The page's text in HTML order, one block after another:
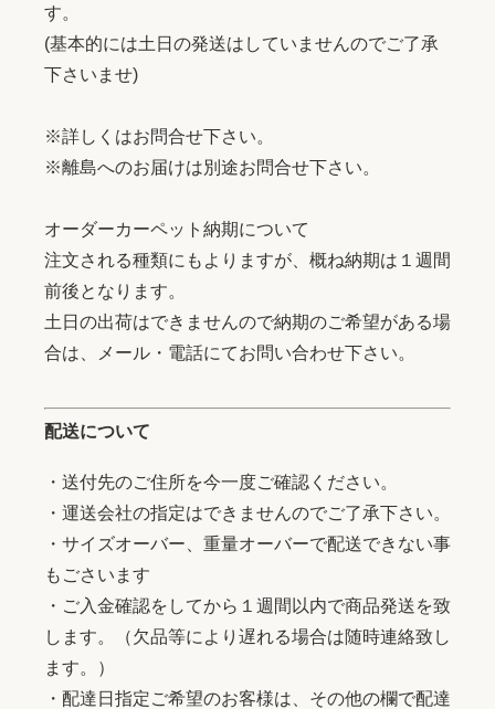
す。
(基本的には土日の発送はしていませんのでご了承
下さいませ)
※詳しくはお問合せ下さい。
※離島へのお届けは別途お問合せ下さい。
オーダーカーペット納期について
注文される種類にもよりますが、概ね納期は１週間
前後となります。
土日の出荷はできませんので納期のご希望がある場
合は、メール・電話にてお問い合わせ下さい。
配送について
・送付先のご住所を今一度ご確認ください。
・運送会社の指定はできませんのでご了承下さい。
・サイズオーバー、重量オーバーで配送できない事
もごさいます
・ご入金確認をしてから１週間以内で商品発送を致
します。（欠品等により遅れる場合は随時連絡致し
ます。）
・配達日指定ご希望のお客様は、その他の欄で配達